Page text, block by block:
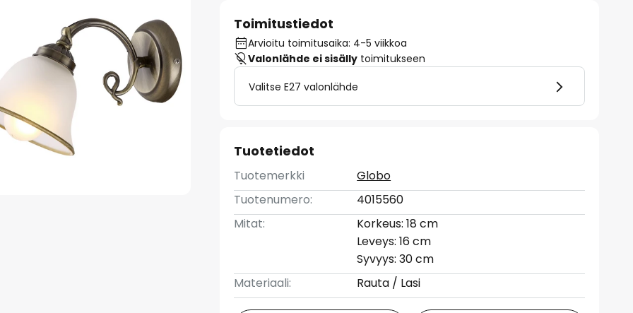
Toimitustiedot
Arvioitu toimitusaika: 4-5 viikkoa
Valonlähde ei sisälly toimitukseen
Valitse E27 valonlähde
Tuotetiedot
Tuotemerkki
Globo
Tuotenumero:
4015560
Mitat:
Korkeus: 18 cm
Leveys: 16 cm
Syvyys: 30 cm
Materiaali:
Rauta / Lasi